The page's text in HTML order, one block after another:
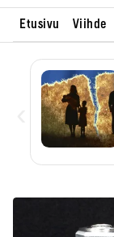
Etusivu Viihde